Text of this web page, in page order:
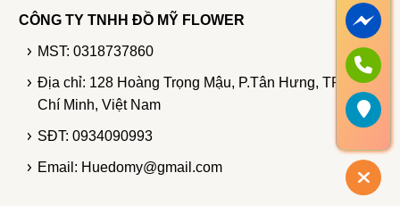
CÔNG TY TNHH ĐỒ MỸ FLOWER
MST: 0318737860
Địa chỉ: 128 Hoàng Trọng Mậu, P.Tân Hưng, TP. Hồ
Chí Minh, Việt Nam
SĐT: 0934090993
Email: Huedomy@gmail.com